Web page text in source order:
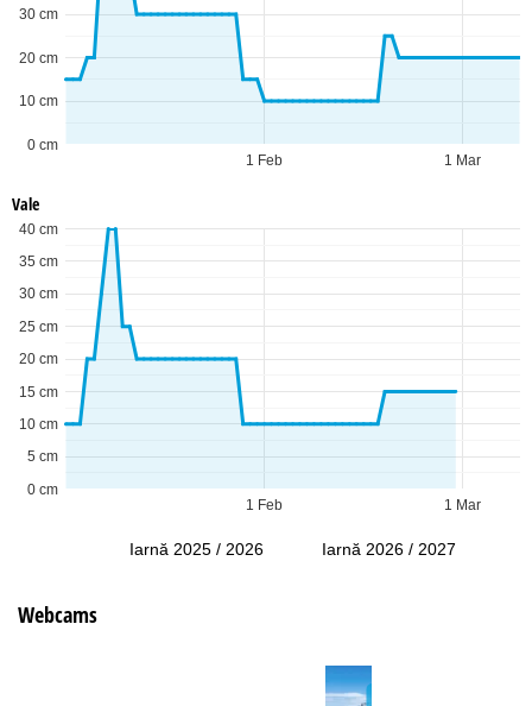
1 Feb 1 Mar
0 cm
10 cm
20 cm
30 cm
Vale
1 Feb 1 Mar
0 cm
5 cm
10 cm
15 cm
20 cm
25 cm
30 cm
35 cm
40 cm
Iarnă 2025 / 2026 Iarnă 2026 / 2027
Webcams